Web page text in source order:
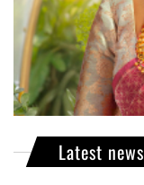
Latest news